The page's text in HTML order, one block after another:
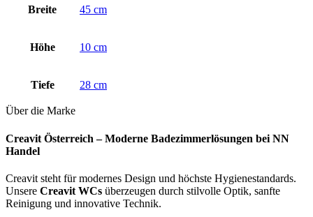
Breite 45 cm
Höhe 10 cm
Tiefe 28 cm
Über die Marke
Creavit Österreich – Moderne Badezimmerlösungen bei NN
Handel
Creavit steht für modernes Design und höchste Hygienestandards.
Unsere Creavit WCs überzeugen durch stilvolle Optik, sanfte
Reinigung und innovative Technik.